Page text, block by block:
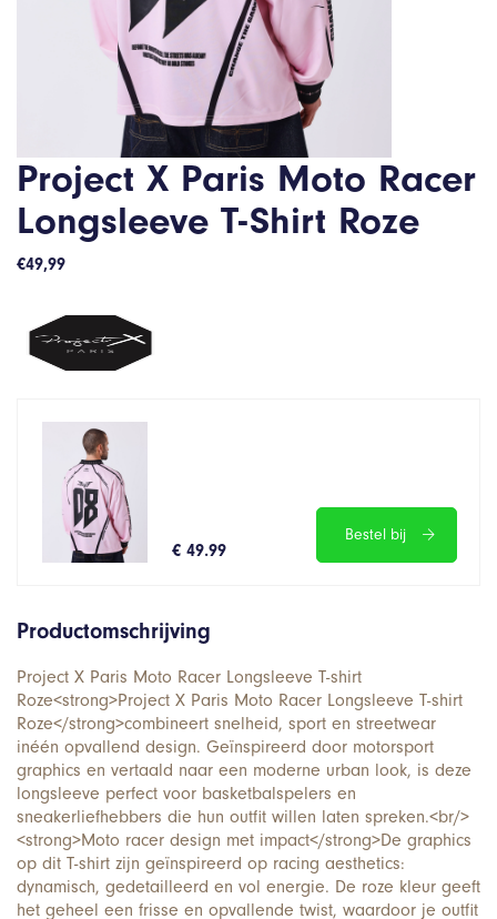
Project X Paris Moto Racer
Longsleeve T-Shirt Roze
€49,99
€ 49.99
Bestel bij
Productomschrijving
Project X Paris Moto Racer Longsleeve T-shirt
Roze<strong>Project X Paris Moto Racer Longsleeve T-shirt
Roze</strong>combineert snelheid, sport en streetwear
inéén opvallend design. Geïnspireerd door motorsport
graphics en vertaald naar een moderne urban look, is deze
longsleeve perfect voor basketbalspelers en
sneakerliefhebbers die hun outfit willen laten spreken.<br/>
<strong>Moto racer design met impact</strong>De graphics
op dit T-shirt zijn geïnspireerd op racing aesthetics:
dynamisch, gedetailleerd en vol energie. De roze kleur geeft
het geheel een frisse en opvallende twist, waardoor je outfit